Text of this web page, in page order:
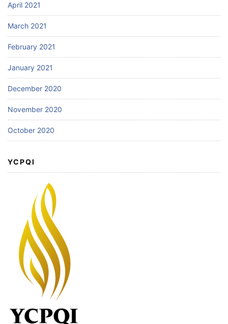
April 2021
March 2021
February 2021
January 2021
December 2020
November 2020
October 2020
YCPQI